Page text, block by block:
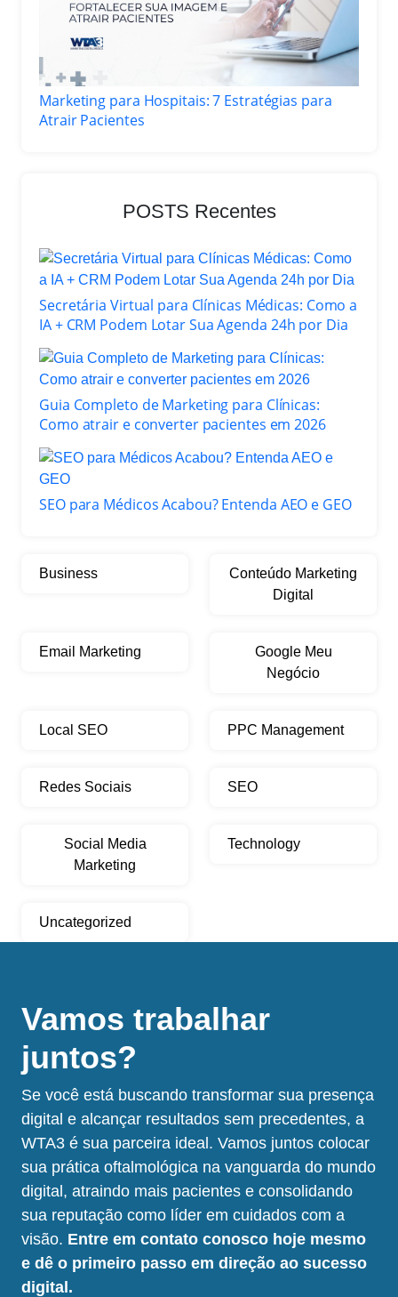
Marketing para Hospitais: 7 Estratégias para
Atrair Pacientes
POSTS Recentes
Secretária Virtual para Clínicas Médicas: Como a
IA + CRM Podem Lotar Sua Agenda 24h por Dia
Guia Completo de Marketing para Clínicas:
Como atrair e converter pacientes em 2026
SEO para Médicos Acabou? Entenda AEO e GEO
Business
Conteúdo Marketing
Digital
Email Marketing
Google Meu
Negócio
Local SEO PPC Management
Redes Sociais SEO
Social Media
Marketing
Technology
Uncategorized
Vamos trabalhar
juntos?
Se você está buscando transformar sua presença
digital e alcançar resultados sem precedentes, a
WTA3 é sua parceira ideal. Vamos juntos colocar
sua prática oftalmológica na vanguarda do mundo
digital, atraindo mais pacientes e consolidando
sua reputação como líder em cuidados com a
visão. Entre em contato conosco hoje mesmo
e dê o primeiro passo em direção ao sucesso
digital.